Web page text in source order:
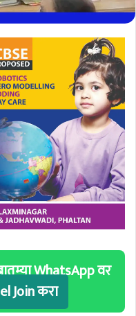
WhatsApp वर
Join करा